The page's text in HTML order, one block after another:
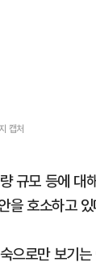
캡처
규모 등에
을 호소하고
으로만 보기